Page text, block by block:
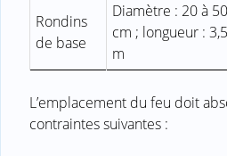
Rondins
de base
Diamètre : 20 à 50
cm ; longueur :
m
L’emplacement du feu doit
contraintes suivantes :